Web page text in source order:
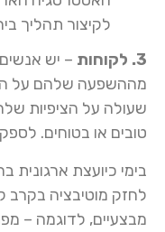
לקיצור תהליך
3. לקוחות
– יש
מההשפעה שלהם על
שעולה על הציפיות
טובים או בטוחים.
בימי כיועצת
לחזק מוטיבציה בקרב
מבצעיים, לדוגמה –